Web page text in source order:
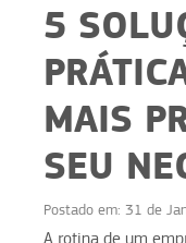
5
MAIS
SEU
Postado em: 31 de
A rotina de um